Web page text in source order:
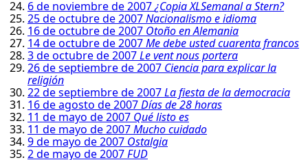
6 de noviembre de 2007¿Copia XLSemanal a Stern?
25 de octubre de 2007Nacionalismo e idioma
16 de octubre de 2007 Otoño en Alemania
14 de octubre de 2007Me debe usted cuarenta francos
3 de octubre de 2007Le vent nous portera
26 de septiembre de 2007 Ciencia para explicar la
religión
22 de septiembre de 2007La fiesta de la democracia
16 de agosto de 2007Días de 28 horas
11 de mayo de 2007 Qué listo es
11 de mayo de 2007Mucho cuidado
9 de mayo de 2007 Ostalgia
2 de mayo de 2007FUD